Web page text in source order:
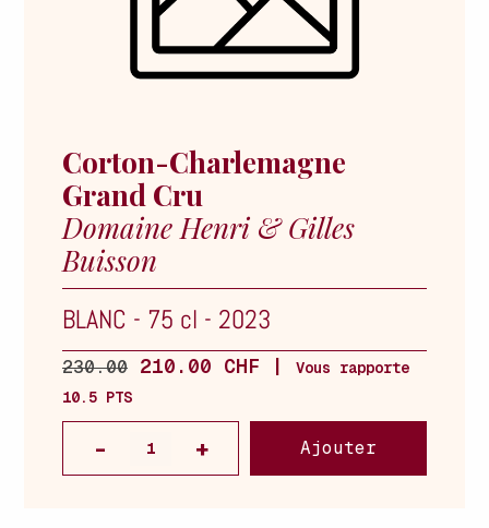
Corton-Charlemagne
Grand Cru
Domaine Henri & Gilles
Buisson
BLANC - 75 cl - 2023
230.00 210.00 CHF |
Vous rapporte
10.5 PTS
Ajouter